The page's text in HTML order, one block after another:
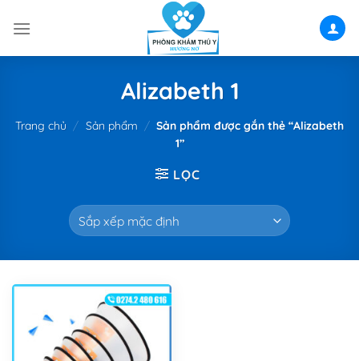
Alizabeth 1
Trang chủ / Sản phẩm / Sản phẩm được gắn thẻ “Alizabeth
1”
LỌC